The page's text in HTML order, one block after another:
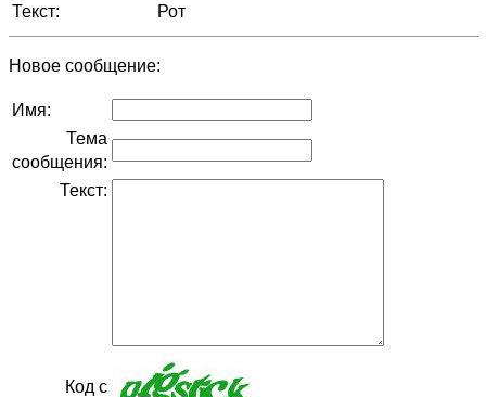
Текст:
Рот
Новое сообщение:
Имя:
Тема
сообщения:
Текст:
Код с